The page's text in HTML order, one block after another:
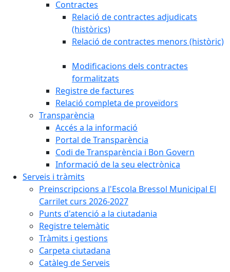
Contractes
Relació de contractes adjudicats
(històrics)
Relació de contractes menors (històric)
Modificacions dels contractes
formalitzats
Registre de factures
Relació completa de proveïdors
Transparència
Accés a la informació
Portal de Transparència
Codi de Transparència i Bon Govern
Informació de la seu electrònica
Serveis i tràmits
Preinscripcions a l'Escola Bressol Municipal El
Carrilet curs 2026-2027
Punts d'atenció a la ciutadania
Registre telemàtic
Tràmits i gestions
Carpeta ciutadana
Catàleg de Serveis